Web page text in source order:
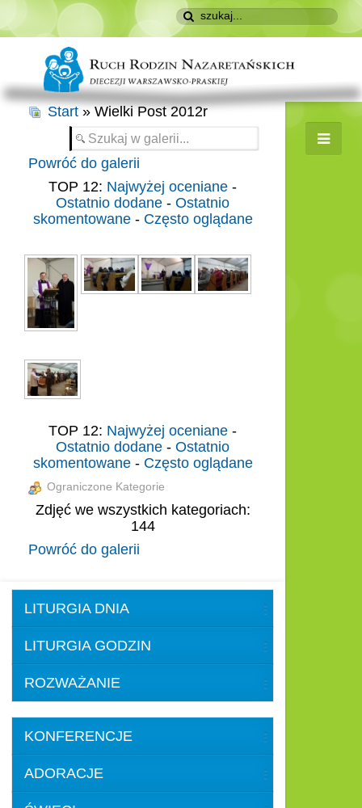
Start » Wielki Post 2012r
Powróć do galerii
TOP 12: Najwyżej oceniane -
Ostatnio dodane - Ostatnio
skomentowane- Często oglądane
TOP 12: Najwyżej oceniane -
Ostatnio dodane - Ostatnio
skomentowane- Często oglądane
Ograniczone Kategorie
Zdjęć we wszystkich kategoriach:
144
Powróć do galerii
LITURGIA DNIA
LITURGIA GODZIN
ROZWAŻANIE
KONFERENCJE
ADORACJE